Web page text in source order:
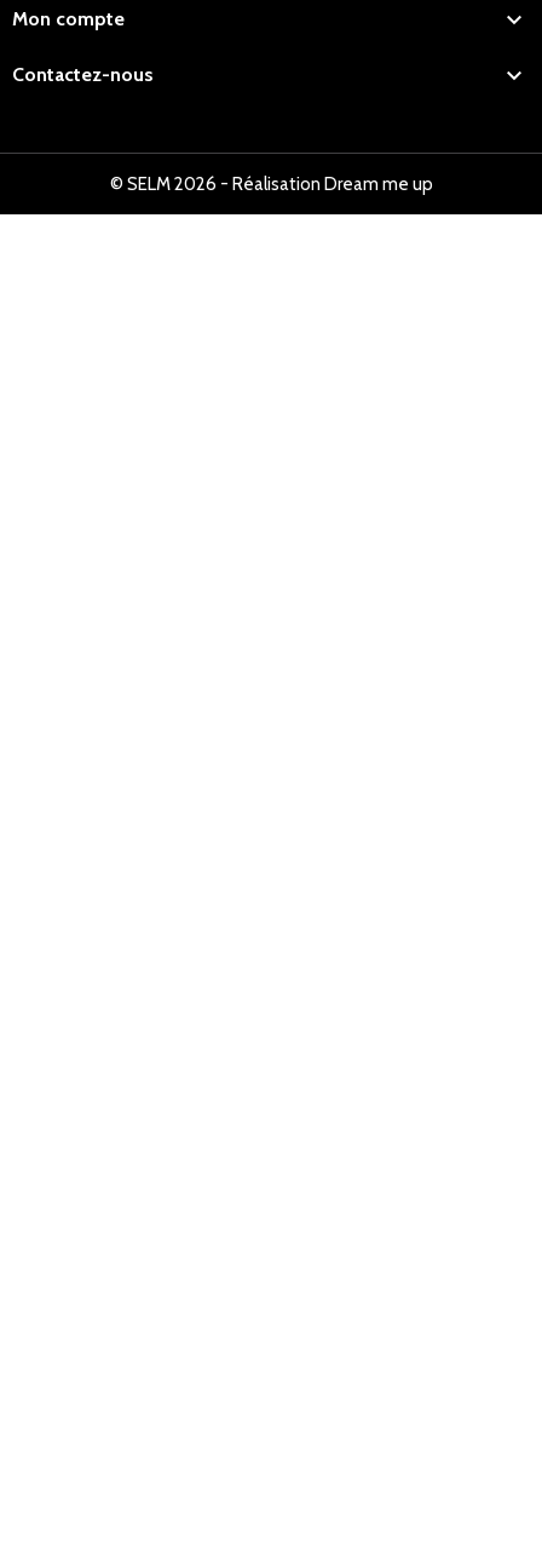
Mon compte 
Contactez-nous 
© SELM 2026 - Réalisation Dream me up